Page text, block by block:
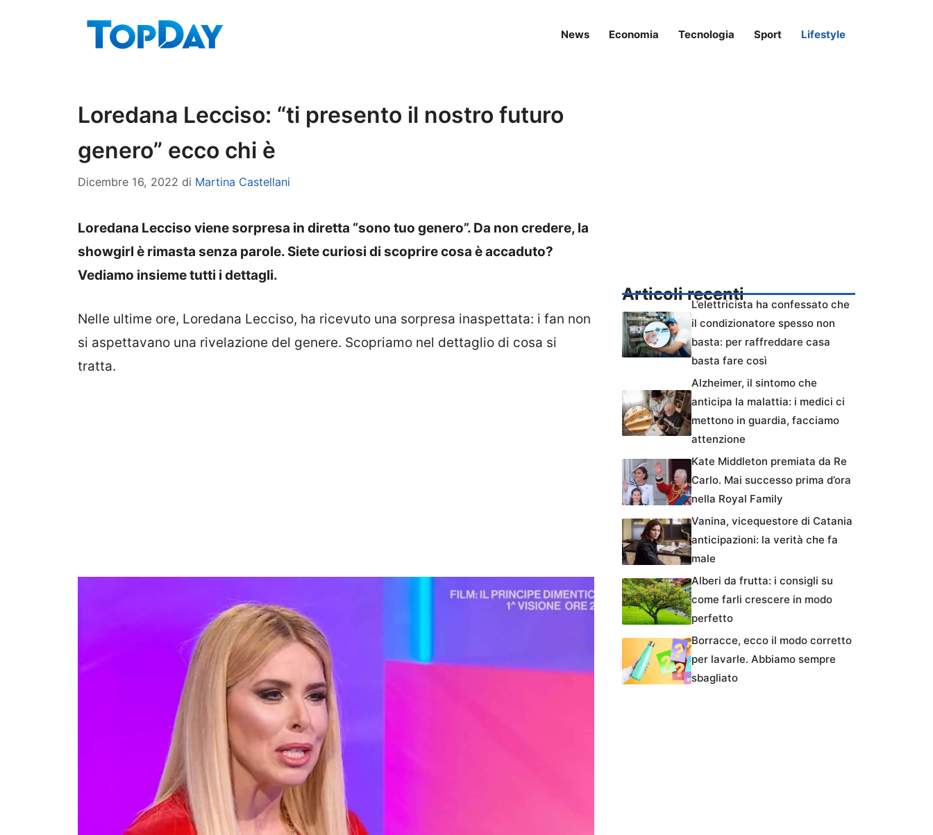
News Economia Tecnologia Sport Lifestyle
Loredana Lecciso: “ti presento il nostro futuro
genero” ecco chi è
Dicembre 16, 2022 di Martina Castellani
Loredana Lecciso viene sorpresa in diretta “sono tuo genero”. Da non credere, la
showgirl è rimasta senza parole. Siete curiosi di scoprire cosa è accaduto?
Vediamo insieme tutti i dettagli.
Nelle ultime ore, Loredana Lecciso, ha ricevuto una sorpresa inaspettata: i fan non
si aspettavano una rivelazione del genere. Scopriamo nel dettaglio di cosa si
tratta.
Articoli recenti
L’elettricista ha confessato che
il condizionatore spesso non
basta: per raffreddare casa
basta fare così
Alzheimer, il sintomo che
anticipa la malattia: i medici ci
mettono in guardia, facciamo
attenzione
Kate Middleton premiata da Re
Carlo. Mai successo prima d’ora
nella Royal Family
Vanina, vicequestore di Catania
anticipazioni: la verità che fa
male
Alberi da frutta: i consigli su
come farli crescere in modo
perfetto
Borracce, ecco il modo corretto
per lavarle. Abbiamo sempre
sbagliato